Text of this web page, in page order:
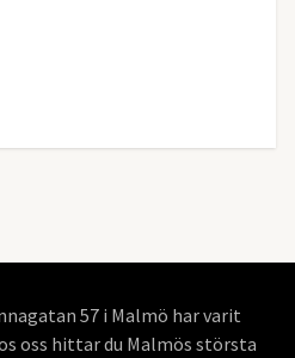
57 i Malmö har varit
oss hittar du Malmös största